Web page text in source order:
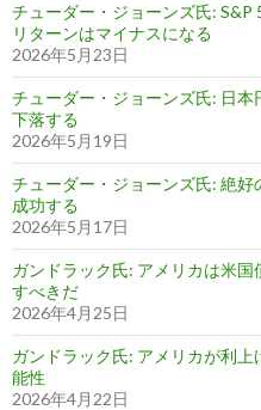
チューダー・ジョーンズ氏:
リターンはマイナスになる
2026年5月23日
チューダー・ジョーンズ氏: 日
下落する
2026年5月19日
チューダー・ジョーンズ氏: 絶
成功する
2026年5月17日
ガンドラック氏: アメリカは米
すべきだ
2026年4月25日
ガンドラック氏: アメリカが利
能性
2026年4月22日